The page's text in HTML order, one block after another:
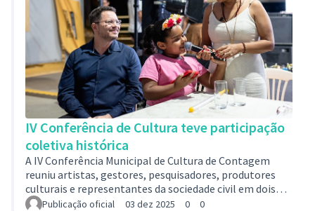
IV Conferência de Cultura teve participação
coletiva histórica
A IV Conferência Municipal de Cultura de Contagem
reuniu artistas, gestores, pesquisadores, produtores
culturais e representantes da sociedade civil em dois
dias de intensa reflexão e construção coletiva.
Publicação oficial 03 dez 2025 0 0